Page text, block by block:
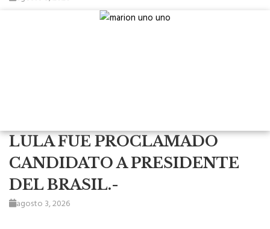
LULA FUE PROCLAMADO
CANDIDATO A PRESIDENTE
DEL BRASIL.-
agosto 3, 2026